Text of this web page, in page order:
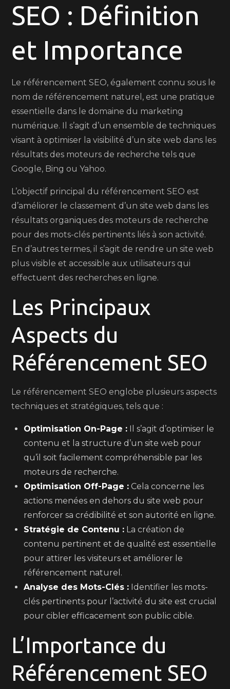
Référencement
SEO
SEO : Définition
et Importance
Le référencement SEO, également connu sous le
nom de référencement naturel, est une pratique
essentielle dans le domaine du marketing
numérique. Il s’agit d’un ensemble de techniques
visant à optimiser la visibilité d’un site web dans les
résultats des moteurs de recherche tels que
Google, Bing ou Yahoo.
L’objectif principal du référencement SEO est
d’améliorer le classement d’un site web dans les
résultats organiques des moteurs de recherche
pour des mots-clés pertinents liés à son activité.
En d’autres termes, il s’agit de rendre un site web
plus visible et accessible aux utilisateurs qui
effectuent des recherches en ligne.
Les Principaux
Aspects du
Référencement SEO
Le référencement SEO englobe plusieurs aspects
techniques et stratégiques, tels que :
Optimisation On-Page : Il s’agit d’optimiser le
contenu et la structure d’un site web pour
qu’il soit facilement compréhensible par les
moteurs de recherche.
Optimisation Off-Page : Cela concerne les
actions menées en dehors du site web pour
renforcer sa crédibilité et son autorité en ligne.
Stratégie de Contenu : La création de
contenu pertinent et de qualité est essentielle
pour attirer les visiteurs et améliorer le
référencement naturel.
Analyse des Mots-Clés : Identifier les mots-
clés pertinents pour l’activité du site est crucial
pour cibler efficacement son public cible.
L’Importance du
Référencement SEO